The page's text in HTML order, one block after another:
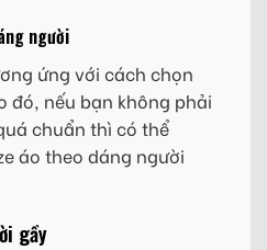
người
ứng với cách chọn
đó, nếu bạn không phải
chuẩn thì có thể
áo theo dáng người
gầy